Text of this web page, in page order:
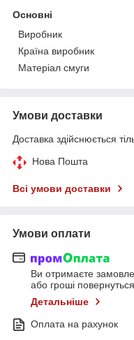
Основні
Виробник
Країна виробник
Матеріал смуги
Умови доставки
Доставка здійснюється
Нова Пошта
Всі умови доставки
Умови оплати
Ви отримаєте
або гроші
Детальніше
Оплата на рахунок